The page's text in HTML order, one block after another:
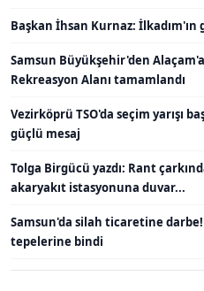
Başkan İhsan Kurnaz:
Samsun Büyükşehir'den
Rekreasyon Alanı tamamlandı
Vezirköprü TSO'da seçim yarışı
güçlü mesaj
Tolga Birgücü yazdı: Rant
akaryakıt istasyonuna duvar...
Samsun'da silah ticaretine
tepelerine bindi